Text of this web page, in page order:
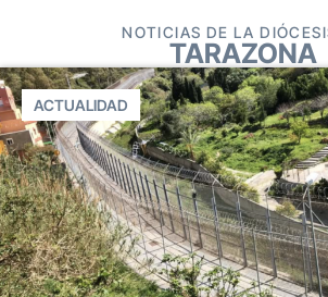
NOTICIAS DE LA
TARAZONA
ACTUALIDAD